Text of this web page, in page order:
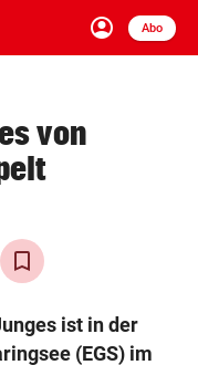
account_circle
Anmelden
Abo
close Schließen
arrow_right
arrow_right
von
ist in der
(EGS) im